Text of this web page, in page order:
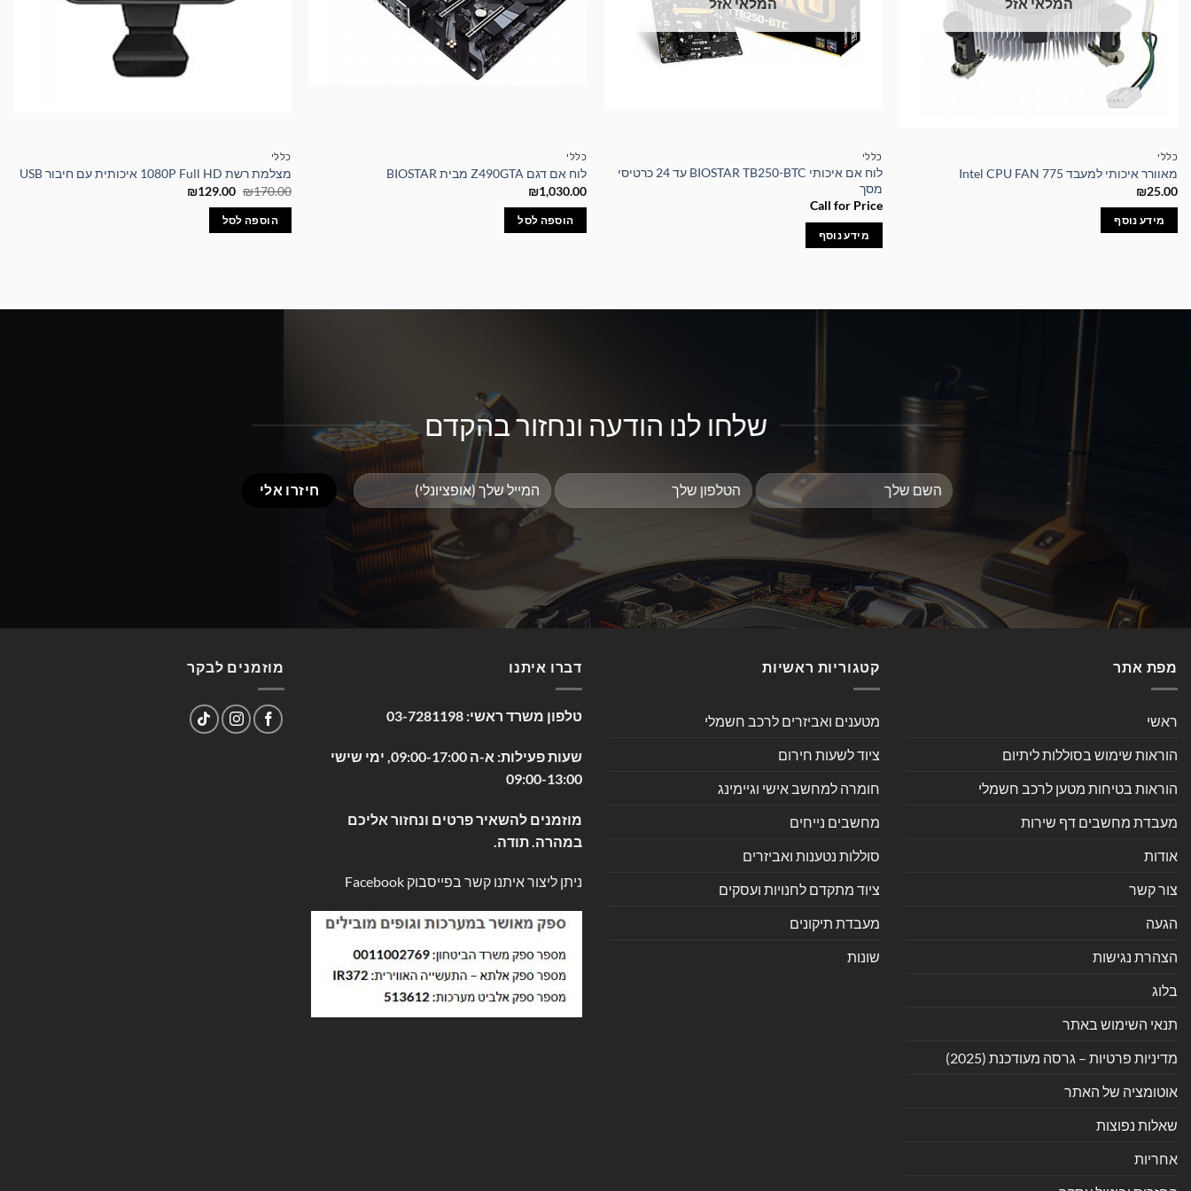
כללי
מאוורר איכותי למעבד Intel CPU FAN 775
₪25.00
מידע נוסף
כללי
לוח אם איכותי BIOSTAR TB250-BTC עד 24 כרטיסי
מסך
Call for Price
מידע נוסף
כללי
לוח אם דגם Z490GTA מבית BIOSTAR
₪1,030.00
הוספה לסל
כללי
מצלמת רשת 1080P Full HD איכותית עם חיבור USB
₪170.00
המחיר
היה:
₪170.00.
₪129.00
המחיר
הוספה לסל
שלחו לנו הודעה ונחזור בהקדם
מפת אתר
ראשי
הוראות שימוש בסוללות ליתיום
הוראות בטיחות מטען לרכב חשמלי
מעבדת מחשבים דף שירות
אודות
צור קשר
הגעה
הצהרת נגישות
בלוג
תנאי השימוש באתר
מדיניות פרטיות – גרסה מעודכנת (2025)
אוטומציה של האתר
שאלות נפוצות
אחריות
קטגוריות ראשיות
מטענים ואביזרים לרכב חשמלי
ציוד לשעות חירום
חומרה למחשב אישי וגיימינג
מחשבים נייחים
סוללות נטענות ואביזרים
ציוד מתקדם לחנויות ועסקים
מעבדת תיקונים
שונות
דברו איתנו
טלפון משרד ראשי: 03-7281198
שעות פעילות: א-ה 09:00-17:00, ימי שישי
09:00-13:00
מוזמנים להשאיר פרטים ונחזור אליכם
במהרה. תודה.
ניתן ליצור איתנו קשר בפייסבוק Facebook
מוזמנים לבקר